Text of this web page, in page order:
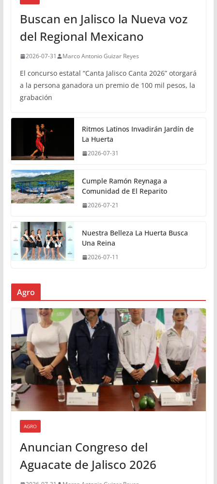
Buscan en Jalisco la Nueva voz
del Regional Mexicano
2026-07-31 Marco Antonio Guizar Reyes
El concurso estatal “Canta Jalisco Canta 2026” otorgará
a la persona ganadora un premio de 100 mil pesos, la
grabación
Ritmos Latinos Invadirán Jardín de
La Huerta
2026-07-31
Cumple Ramón Reynaga a
Comunidad de El Reparito
2026-07-21
Nuestra Belleza La Huerta Busca
Una Reina
2026-07-11
Agro
AGRO
Anuncian Congreso del
Aguacate de Jalisco 2026